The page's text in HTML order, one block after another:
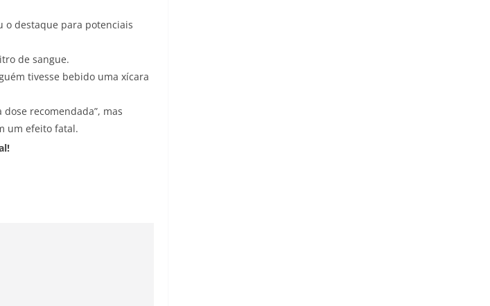
o destaque para potenciais
de sangue.
tivesse bebido uma xícara
recomendada”, mas
um efeito fatal.